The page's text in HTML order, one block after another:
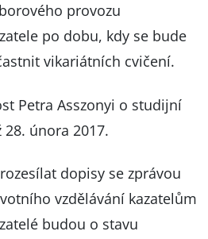
provozu
po dobu, kdy se bude
vikariátních cvičení.
Petra Asszonyi o studijní
února 2017.
dopisy se zprávou
vzdělávání kazatelům
budou o stavu